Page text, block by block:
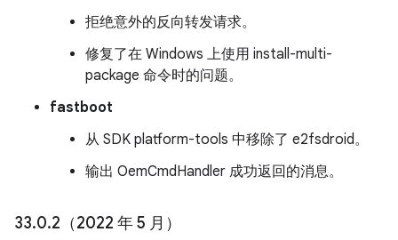
拒绝意外的反向转发请求。
修复了在 Windows 上使用 install-multi-
package 命令时的问题。
fastboot
从 SDK platform-tools 中移除了 e2fsdroid。
输出 OemCmdHandler 成功返回的消息。
33.0.2（2022 年 5 月）